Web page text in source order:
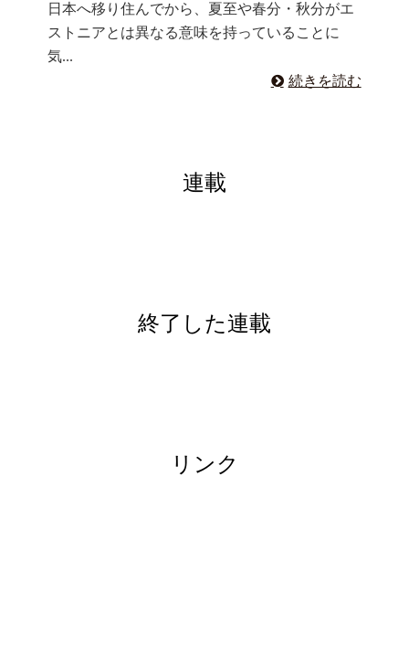
日本へ移り住んでから、夏至や春分・秋分がエ
ストニアとは異なる意味を持っていることに
気...
続きを読む
連載
終了した連載
リンク